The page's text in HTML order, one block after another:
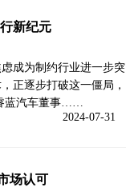
新纪元
成为制约行业进一步突
正逐步打破这一僵局，
蓝汽车董事……
2024-07-31
场认可